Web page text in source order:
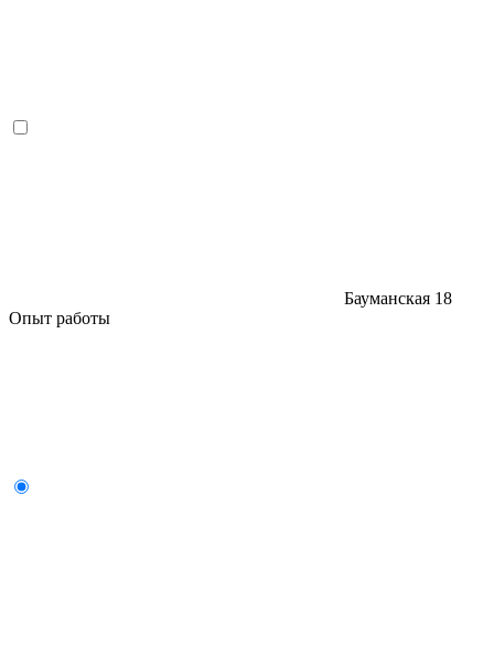
Бауманская 18
Опыт работы